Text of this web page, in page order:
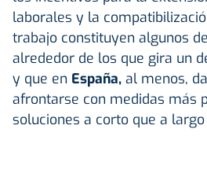
laborales y la
trabajo constituyen algunos
alrededor de los que gira un
y que en España, al menos,
afrontarse con medidas más
soluciones a corto que a